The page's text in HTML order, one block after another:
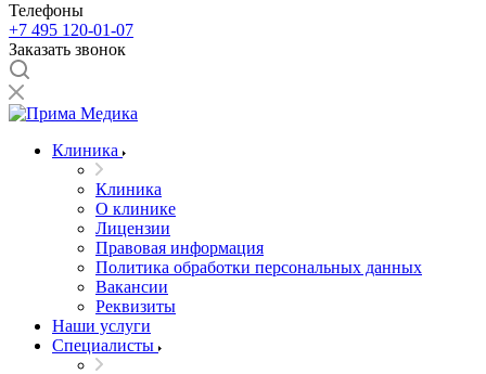
Телефоны
+7 495 120-01-07
Заказать звонок
Клиника
Клиника
О клинике
Лицензии
Правовая информация
Политика обработки персональных данных
Вакансии
Реквизиты
Наши услуги
Специалисты